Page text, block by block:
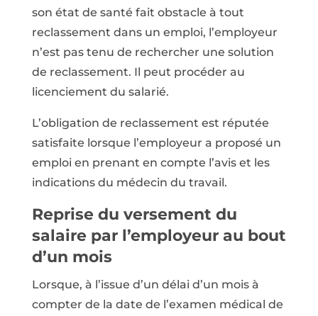
son état de santé fait obstacle à tout
reclassement dans un emploi, l’employeur
n’est pas tenu de rechercher une solution
de reclassement. Il peut procéder au
licenciement du salarié.
L’obligation de reclassement est réputée
satisfaite lorsque l’employeur a proposé un
emploi en prenant en compte l’avis et les
indications du médecin du travail.
Reprise du versement du
salaire par l’employeur au bout
d’un mois
Lorsque, à l’issue d’un délai d’un mois à
compter de la date de l’examen médical de